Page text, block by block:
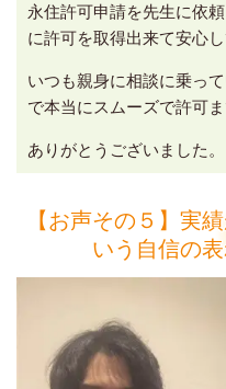
永住許可申請を先生に依
に許可を取得出来て安心し
いつも親身に相談に乗っ
で本当にスムーズで許可
ありがとうございました。
【お声その５】実
いう自信の